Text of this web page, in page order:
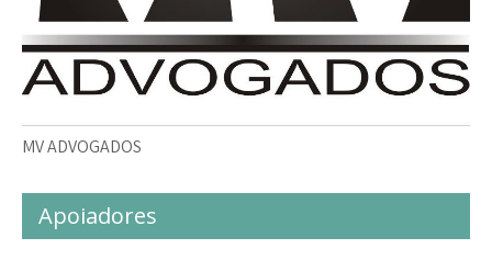
MV ADVOGADOS
Apoiadores